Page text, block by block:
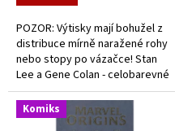
POZOR: Výtisky mají bohužel z
distribuce mírně naražené rohy
nebo stopy po vázačce! Stan
Lee a Gene Colan - celobarevné
komiksy z doby začátků Iron
Mana.
Komiks